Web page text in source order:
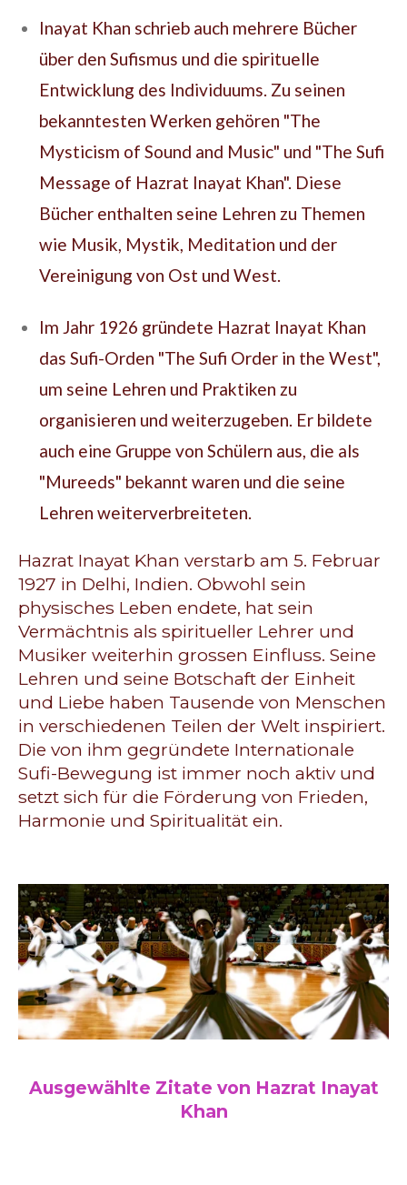
Inayat Khan schrieb auch mehrere Bücher
über den Sufismus und die spirituelle
Entwicklung des Individuums. Zu seinen
bekanntesten Werken gehören "The
Mysticism of Sound and Music" und "The Sufi
Message of Hazrat Inayat Khan". Diese
Bücher enthalten seine Lehren zu Themen
wie Musik, Mystik, Meditation und der
Vereinigung von Ost und West.
Im Jahr 1926 gründete Hazrat Inayat Khan
das Sufi-Orden "The Sufi Order in the West",
um seine Lehren und Praktiken zu
organisieren und weiterzugeben. Er bildete
auch eine Gruppe von Schülern aus, die als
"Mureeds" bekannt waren und die seine
Lehren weiterverbreiteten.
Hazrat Inayat Khan verstarb am 5. Februar
1927 in Delhi, Indien. Obwohl sein
physisches Leben endete, hat sein
Vermächtnis als spiritueller Lehrer und
Musiker weiterhin grossen Einfluss. Seine
Lehren und seine Botschaft der Einheit
und Liebe haben Tausende von Menschen
in verschiedenen Teilen der Welt inspiriert.
Die von ihm gegründete Internationale
Sufi-Bewegung ist immer noch aktiv und
setzt sich für die Förderung von Frieden,
Harmonie und Spiritualität ein.
Ausgewählte Zitate von Hazrat Inayat
Khan